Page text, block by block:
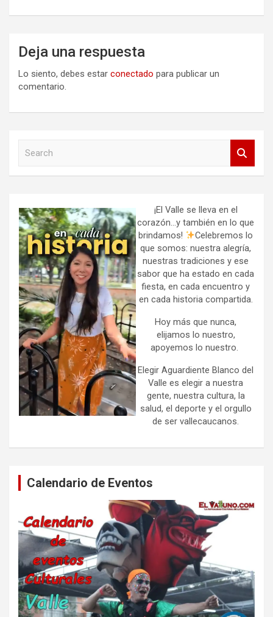
Deja una respuesta
Lo siento, debes estar conectado para publicar un
comentario.
h
¡El Valle se lleva en el
corazón…y también en lo que
brindamos!
Celebremos lo
que somos: nuestra alegría,
nuestras tradiciones y ese
sabor que ha estado en cada
fiesta, en cada encuentro y
en cada historia compartida.
Hoy más que nunca,
elijamos lo nuestro,
apoyemos lo nuestro.
Elegir Aguardiente Blanco del
Valle es elegir a nuestra
gente, nuestra cultura, la
salud, el deporte y el orgullo
de ser vallecaucanos.
Calendario de Eventos